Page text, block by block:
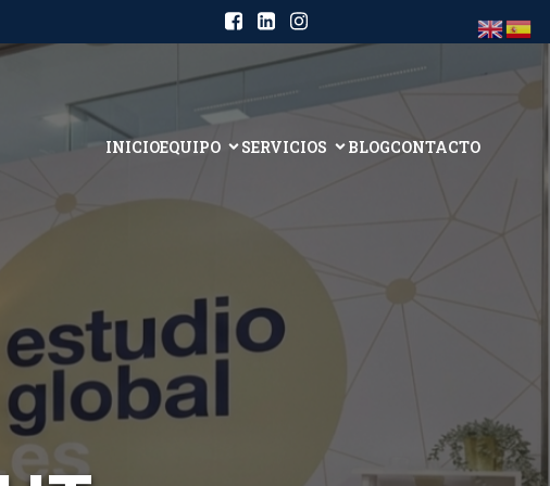
INICIOEQUIPO SERVICIOS BLOGCONTACTO